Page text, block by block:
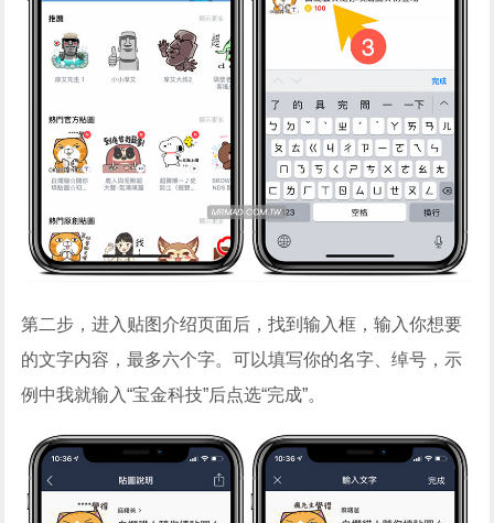
第二步，进入贴图介绍页面后，找到输入框，输入你想要
的文字内容，最多六个字。可以填写你的名字、绰号，示
例中我就输入“宝金科技”后点选“完成”。